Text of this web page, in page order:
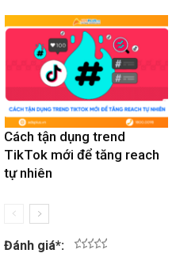
Cách tận dụng trend
TikTok mới để tăng reach
tự nhiên
Đánh giá*: